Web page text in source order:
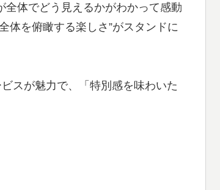
体でどう見えるかがわかって感動
体を俯瞰する楽しさ”がスタンドに
スが魅力で、「特別感を味わいた